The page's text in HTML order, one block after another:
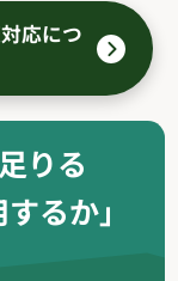
応につ
りる
るか」